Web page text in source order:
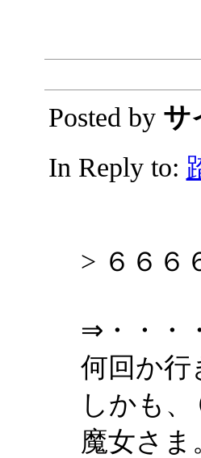
Posted by サ
In Reply to:
> ６６６
⇒・・・
何回か行
しかも
魔女さま